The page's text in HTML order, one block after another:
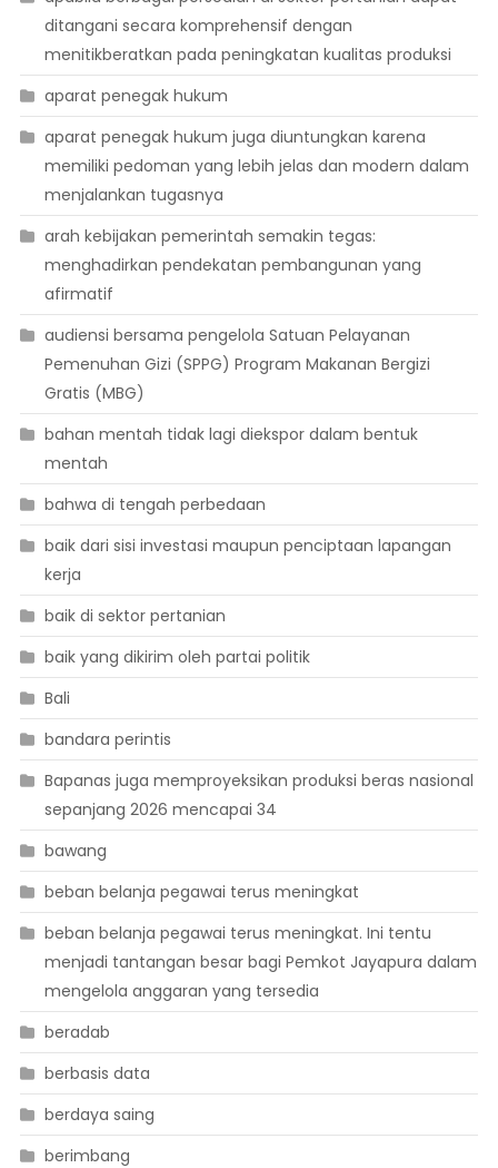
ditangani secara komprehensif dengan
menitikberatkan pada peningkatan kualitas produksi
aparat penegak hukum
aparat penegak hukum juga diuntungkan karena
memiliki pedoman yang lebih jelas dan modern dalam
menjalankan tugasnya
arah kebijakan pemerintah semakin tegas:
menghadirkan pendekatan pembangunan yang
afirmatif
audiensi bersama pengelola Satuan Pelayanan
Pemenuhan Gizi (SPPG) Program Makanan Bergizi
Gratis (MBG)
bahan mentah tidak lagi diekspor dalam bentuk
mentah
bahwa di tengah perbedaan
baik dari sisi investasi maupun penciptaan lapangan
kerja
baik di sektor pertanian
baik yang dikirim oleh partai politik
Bali
bandara perintis
Bapanas juga memproyeksikan produksi beras nasional
sepanjang 2026 mencapai 34
bawang
beban belanja pegawai terus meningkat
beban belanja pegawai terus meningkat. Ini tentu
menjadi tantangan besar bagi Pemkot Jayapura dalam
mengelola anggaran yang tersedia
beradab
berbasis data
berdaya saing
berimbang